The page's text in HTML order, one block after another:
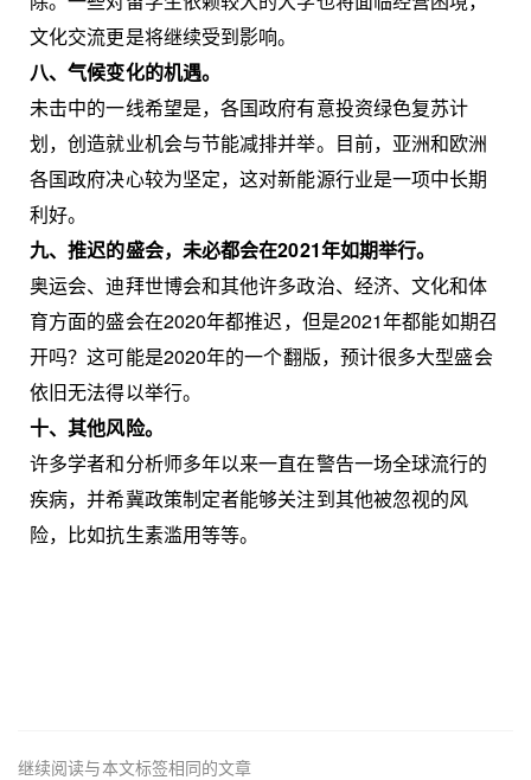
文化交流更是将继续受到影响。
八、气候变化的机遇。
未击中的一线希望是，各国政府有意投资绿色复苏计
划，创造就业机会与节能减排并举。目前，亚洲和欧洲
各国政府决心较为坚定，这对新能源行业是一项中长期
利好。
九、推迟的盛会，未必都会在2021年如期举行。
奥运会、迪拜世博会和其他许多政治、经济、文化和体
育方面的盛会在2020年都推迟，但是2021年都能如期召
开吗？这可能是2020年的一个翻版，预计很多大型盛会
依旧无法得以举行。
十、其他风险。
许多学者和分析师多年以来一直在警告一场全球流行的
疾病，并希冀政策制定者能够关注到其他被忽视的风
险，比如抗生素滥用等等。
继续阅读与本文标签相同的文章